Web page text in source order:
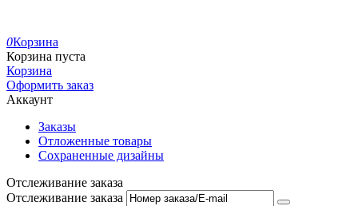
0Корзина
Корзина пуста
Корзина
Оформить заказ
Аккаунт
Заказы
Отложенные товары
Сохраненные дизайны
Отслеживание заказа
Отслеживание заказа